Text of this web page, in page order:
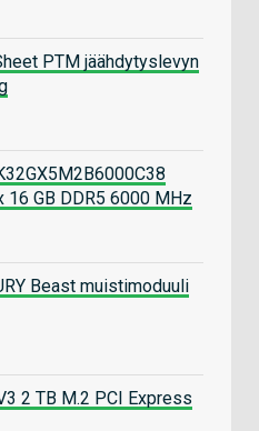
PTM jäähdytyslevyn
16 GB DDR5 6000 MHz
Beast muistimoduuli
2 TB M.2 PCI Express